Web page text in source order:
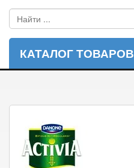
КАТАЛОГ ТОВАРОВ